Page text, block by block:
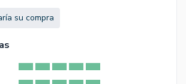
su compra